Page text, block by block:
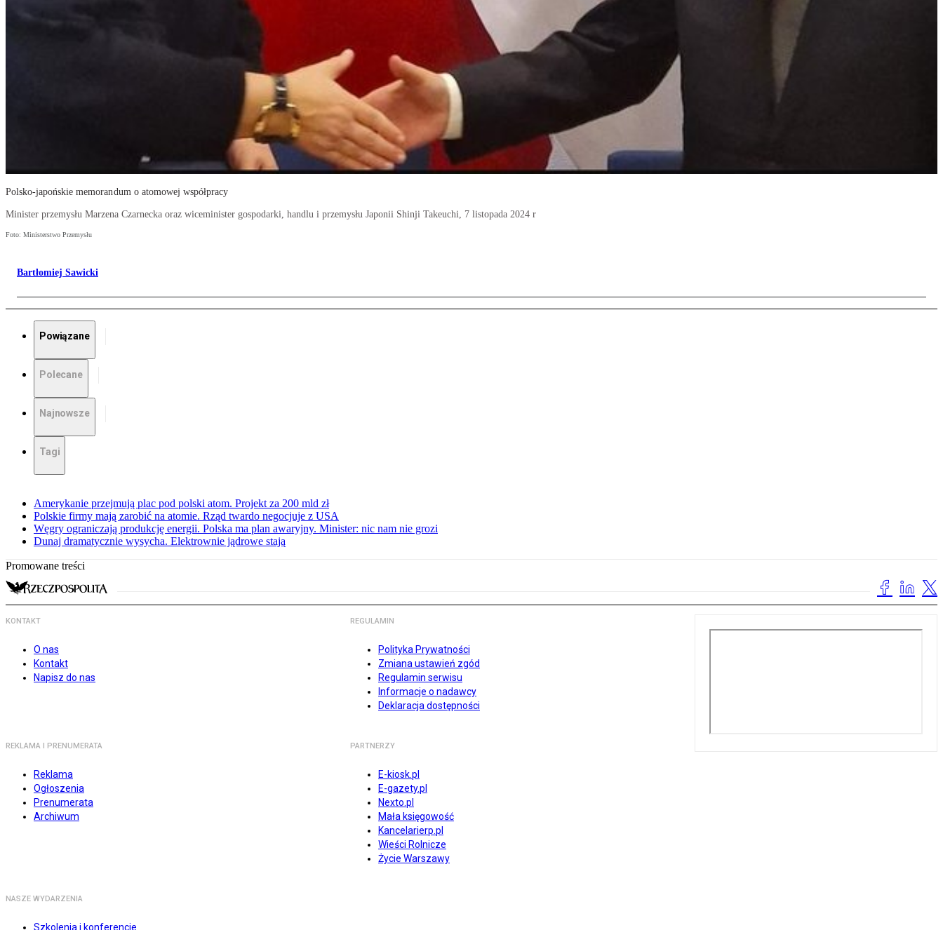
Polsko-japońskie memorandum o atomowej współpracy
Minister przemysłu Marzena Czarnecka oraz wiceminister gospodarki, handlu i przemysłu Japonii Shinji Takeuchi, 7 listopada 2024 r
Foto: Ministerstwo Przemysłu
Bartłomiej Sawicki
Powiązane
Polecane
Najnowsze
Tagi
Amerykanie przejmują plac pod polski atom. Projekt za 200 mld zł
Polskie firmy mają zarobić na atomie. Rząd twardo negocjuje z USA
Węgry ograniczają produkcję energii. Polska ma plan awaryjny. Minister: nic nam nie grozi
Dunaj dramatycznie wysycha. Elektrownie jądrowe stają
Promowane treści
KONTAKT
O nas
Kontakt
Napisz do nas
REGULAMIN
Polityka Prywatności
Zmiana ustawień zgód
Regulamin serwisu
Informacje o nadawcy
Deklaracja dostępności
REKLAMA I PRENUMERATA
Reklama
Ogłoszenia
Prenumerata
Archiwum
PARTNERZY
E-kiosk.pl
E-gazety.pl
Nexto.pl
Mała księgowość
Kancelarierp.pl
Wieści Rolnicze
Życie Warszawy
NASZE WYDARZENIA
Szkolenia i konferencje